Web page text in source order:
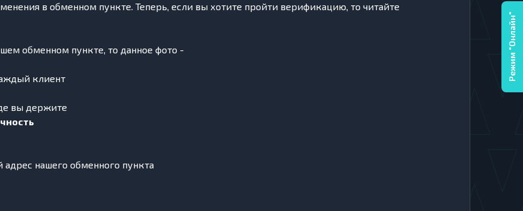
в обменном пункте. Теперь, если вы хотите пройти верификацию, то читайте
обменном пункте, то данное фото -
клиент
вы держите
нашего обменного пункта
Режим "Онлайн"